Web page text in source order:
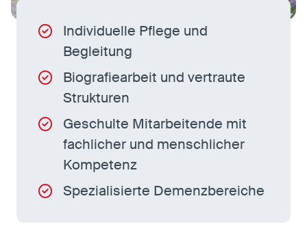
Individuelle Pflege und
Begleitung
Biografiearbeit und vertraute
Strukturen
Geschulte Mitarbeitende mit
fachlicher und menschlicher
Kompetenz
Spezialisierte Demenzbereiche